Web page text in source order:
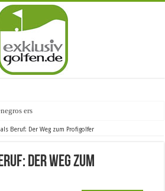
erste Golf-Co
Beruf: Der Weg zum Profigolfer
Der Weg zum